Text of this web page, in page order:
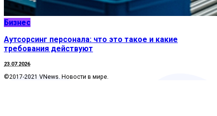
Бизнес
Аутсорсинг персонала: что это такое и какие
требования действуют
23.07.2026
©2017-2021 VNews. Новости в мире.